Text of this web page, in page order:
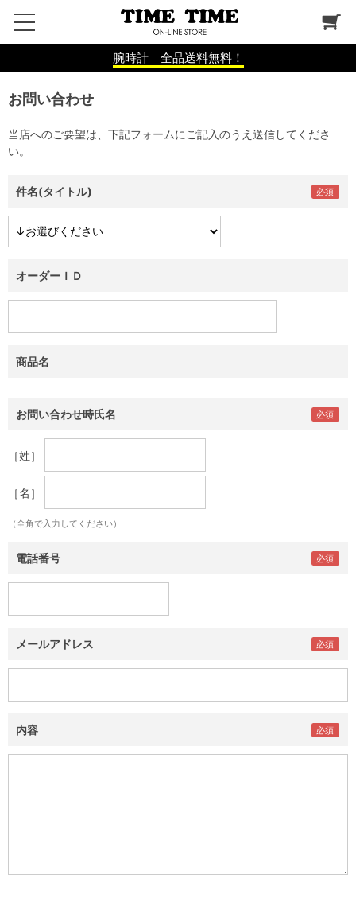
腕時計 全品送料無料！
お問い合わせ
当店へのご要望は、下記フォームにご記入のうえ送信してくださ
い。
件名(タイトル)
オーダーＩＤ
商品名
お問い合わせ時氏名
［姓］
［名］
（全角で入力してください）
電話番号
メールアドレス
内容